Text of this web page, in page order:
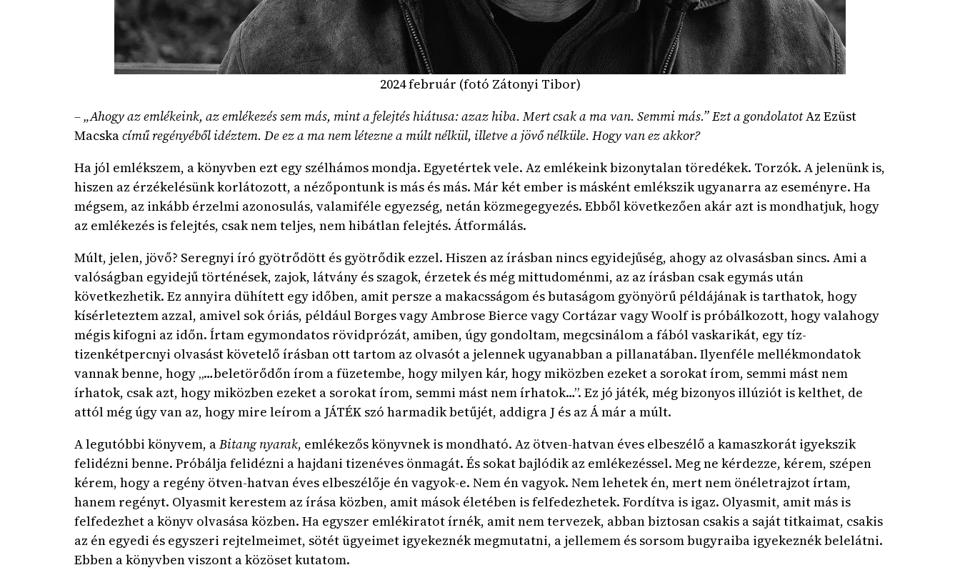
2024 február (fotó Zátonyi Tibor)
– „Ahogy az emlékeink, az emlékezés sem más, mint a felejtés hiátusa: azaz hiba. Mert csak a ma van. Semmi más.” Ezt a gondolatotAz Ezüst
Macskacímű regényéből idéztem. De ez a ma nem létezne a múlt nélkül, illetve a jövő nélküle. Hogy van ez akkor?
Ha jól emlékszem, a könyvben ezt egy szélhámos mondja. Egyetértek vele. Az emlékeink bizonytalan töredékek. Torzók. A jelenünk is,
hiszen az érzékelésünk korlátozott, a nézőpontunk is más és más. Már két ember is másként emlékszik ugyanarra az eseményre. Ha
mégsem, az inkább érzelmi azonosulás, valamiféle egyezség, netán közmegegyezés. Ebből következően akár azt is mondhatjuk, hogy
az emlékezés is felejtés, csak nem teljes, nem hibátlan felejtés. Átformálás.
Múlt, jelen, jövő? Seregnyi író gyötrődött és gyötrődik ezzel. Hiszen az írásban nincs egyidejűség, ahogy az olvasásban sincs. Ami a
valóságban egyidejű történések, zajok, látvány és szagok, érzetek és még mittudoménmi, az az írásban csak egymás után
következhetik. Ez annyira dühített egy időben, amit persze a makacsságom és butaságom gyönyörű példájának is tarthatok, hogy
kísérleteztem azzal, amivel sok óriás, például Borges vagy Ambrose Bierce vagy Cortázar vagy Woolf is próbálkozott, hogy valahogy
mégis kifogni az időn. Írtam egymondatos rövidprózát, amiben, úgy gondoltam, megcsinálom a fából vaskarikát, egy tíz-
tizenkétpercnyi olvasást követelő írásban ott tartom az olvasót a jelennek ugyanabban a pillanatában. Ilyenféle mellékmondatok
vannak benne, hogy „…beletörődőn írom a füzetembe, hogy milyen kár, hogy miközben ezeket a sorokat írom, semmi mást nem
írhatok, csak azt, hogy miközben ezeket a sorokat írom, semmi mást nem írhatok…”. Ez jó játék, még bizonyos illúziót is kelthet, de
attól még úgy van az, hogy mire leírom a JÁTÉK szó harmadik betűjét, addigra J és az Á már a múlt.
A legutóbbi könyvem, aBitang nyarak, emlékezős könyvnek is mondható. Az ötven-hatvan éves elbeszélő a kamaszkorát igyekszik
felidézni benne. Próbálja felidézni a hajdani tizenéves önmagát. És sokat bajlódik az emlékezéssel. Meg ne kérdezze, kérem, szépen
kérem, hogy a regény ötven-hatvan éves elbeszélője én vagyok-e. Nem én vagyok. Nem lehetek én, mert nem önéletrajzot írtam,
hanem regényt. Olyasmit kerestem az írása közben, amit mások életében is felfedezhetek. Fordítva is igaz. Olyasmit, amit más is
felfedezhet a könyv olvasása közben. Ha egyszer emlékiratot írnék, amit nem tervezek, abban biztosan csakis a saját titkaimat, csakis
az én egyedi és egyszeri rejtelmeimet, sötét ügyeimet igyekeznék megmutatni, a jellemem és sorsom bugyraiba igyekeznék belelátni.
Ebben a könyvben viszont a közöset kutatom.